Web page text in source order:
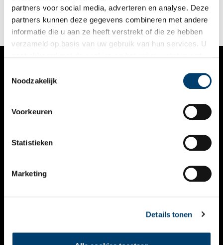
partners voor social media, adverteren en analyse. Deze
partners kunnen deze gegevens combineren met andere
informatie die u aan ze heeft verstrekt of die ze hebben
verzameld op basis van uw gebruik van hun services. U
Noodzakelijk
Voorkeuren
Statistieken
Marketing
Details tonen
VERHALEN
KALENDER
THEMA’S
VIDEO’S
CONTACT